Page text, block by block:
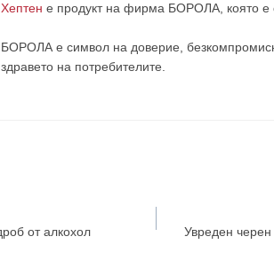
Хептен е продукт на фирма БОРОЛА, която е
БОРОЛА е символ на доверие,
здравето на потребителите
от алкохол Увреден